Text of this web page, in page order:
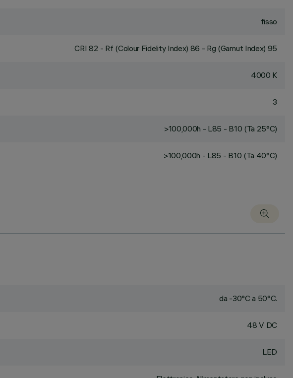
fisso
CRI 82 - Rf (Colour Fidelity Index) 86 - Rg (Gamut Index) 95
4000 K
3
>100,000h - L85 - B10 (Ta 25°C)
>100,000h - L85 - B10 (Ta 40°C)
da -30°C a 50°C.
48 V DC
LED